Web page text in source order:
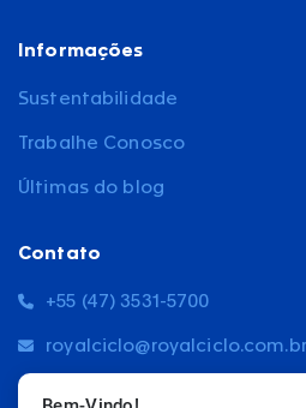
Informações
Sustentabilidade
Trabalhe Conosco
Últimas do blog
Contato
+55 (47) 3531-5700
royalciclo@royalciclo.com.br